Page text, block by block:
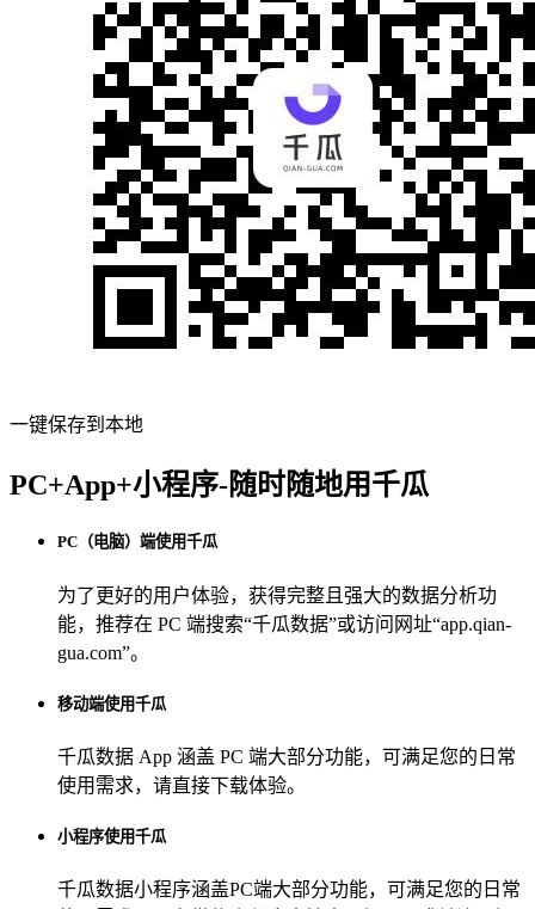
一键保存到本地
PC+App+小程序-随时随地用千瓜
PC（电脑）端使用千瓜
为了更好的用户体验，获得完整且强大的数据分析功
能，推荐在 PC 端搜索“千瓜数据”或访问网址“app.qian-
gua.com”。
移动端使用千瓜
千瓜数据 App 涵盖 PC 端大部分功能，可满足您的日常
使用需求，请直接下载体验。
小程序使用千瓜
千瓜数据小程序涵盖PC端大部分功能，可满足您的日常